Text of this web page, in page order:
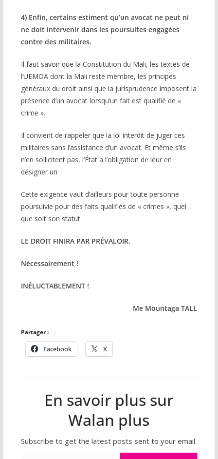
4) Enfin, certains estiment qu’un avocat ne peut ni
ne doit intervenir dans les poursuites engagées
contre des militaires.
Il faut savoir que la Constitution du Mali, les textes de
l’UEMOA dont la Mali reste membre, les principes
généraux du droit ainsi que la jurisprudence imposent la
présence d’un avocat lorsqu’un fait est qualifié de «
crime ».
Il convient de rappeler que la loi interdit de juger ces
militaires sans l’assistance d’un avocat. Et même s’ils
n’en sollicitent pas, l’État a l’obligation de leur en
désigner un.
Cette exigence vaut d’ailleurs pour toute personne
poursuivie pour des faits qualifiés de « crimes », quel
que soit son statut.
LE DROIT FINIRA PAR PRÉVALOIR.
Nécessairement !
INÉLUCTABLEMENT !
Me Mountaga TALL
Partager :
Facebook X
En savoir plus sur
Walan plus
Subscribe to get the latest posts sent to your email.